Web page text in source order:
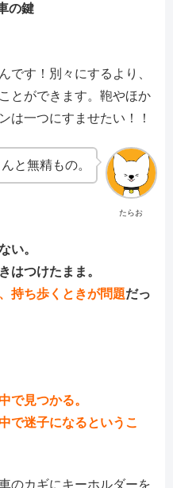
の鍵
です！別々にするより、
とができます。鞄やほか
は一つにすませたい！！
たらお
と無精もの。
い。
はつけたまま。
持ち歩くときが問題だっ
で見つかる。
で迷子になるというこ
のカギにキーホルダーを